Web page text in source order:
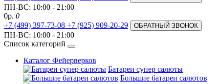
ПН-ВС: 10:00 - 21:00
0р. 0
+7 (499) 397-73-08 +7 (925) 909-20-29 ОБРАТНЫЙ ЗВОНОК
ПН-ВС: 10:00 - 21:00
Список категорий
Каталог Фейерверков
Батареи супер салюты
Большие батареи салютов